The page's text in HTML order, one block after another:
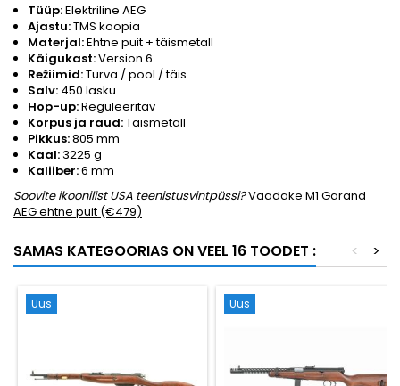
Tüüp:Elektriline AEG
Ajastu:TMS koopia
Materjal:Ehtne puit + täismetall
Käigukast:Version 6
Režiimid:Turva / pool / täis
Salv: 450 lasku
Hop-up:Reguleeritav
Korpus ja raud:Täismetall
Pikkus:805 mm
Kaal:3225 g
Kaliiber:6 mm
Soovite ikoonilist USA teenistusvintpüssi?Vaadake M1 Garand
AEG ehtne puit (€479)
SAMAS KATEGOORIAS ON VEEL 16 TOODET : >
<
Uus Uus